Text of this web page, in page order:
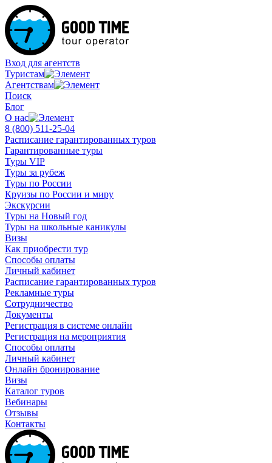
Вход для агентств
Туристам
Агентствам
Поиск
Блог
О нас
8 (800) 511-25-04
Расписание гарантированных туров
Гарантированные туры
Туры VIP
Туры за рубеж
Туры по России
Круизы по России и миру
Экскурсии
Туры на Новый год
Туры на школьные каникулы
Визы
Как приобрести тур
Способы оплаты
Личный кабинет
Расписание гарантированных туров
Рекламные туры
Сотрудничество
Документы
Регистрация в системе онлайн
Регистрация на мероприятия
Способы оплаты
Личный кабинет
Онлайн бронирование
Визы
Каталог туров
Вебинары
Отзывы
Контакты